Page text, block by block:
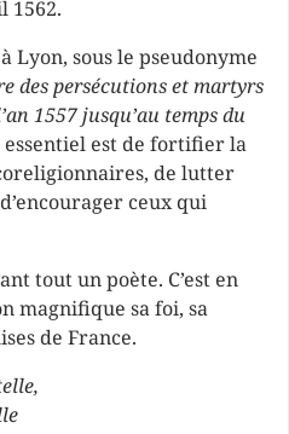
1562.
Lyon, sous le pseudonyme
des persécutions et martyrs
1557 jusqu’au temps du
est de fortifier la
de lutter
ceux qui
tout un poète. C’est en
magnifique sa foi, sa
de France.